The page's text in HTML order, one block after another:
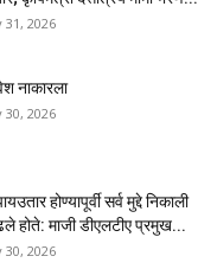
31, 2026
नाकारला
30, 2026
होण्यापूर्वी सर्व मुद्दे निकाली
होते: माजी डीएलटीए प्रमुख...
30, 2026